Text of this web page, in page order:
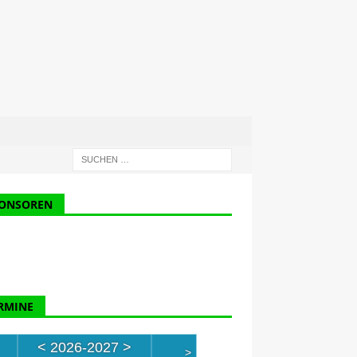
< 2026-2027 > >